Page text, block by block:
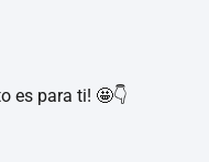
es para ti! 🤩👇